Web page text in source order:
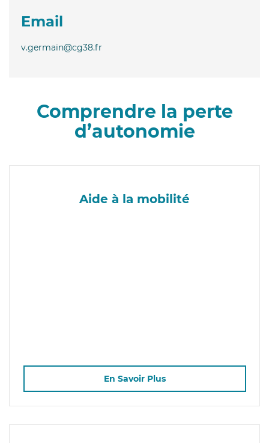
Email
v.germain@cg38.fr
Comprendre la perte
d’autonomie
Aide à la mobilité
En Savoir Plus